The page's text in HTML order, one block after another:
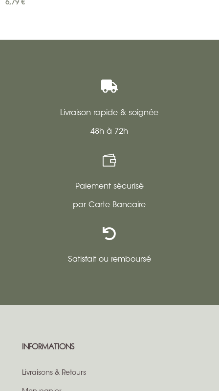
6,79€

Livraison rapide & soignée
48h à 72h

Paiement sécurisé
par Carte Bancaire

Satisfait ou remboursé
INFORMATIONS
Livraisons & Retours